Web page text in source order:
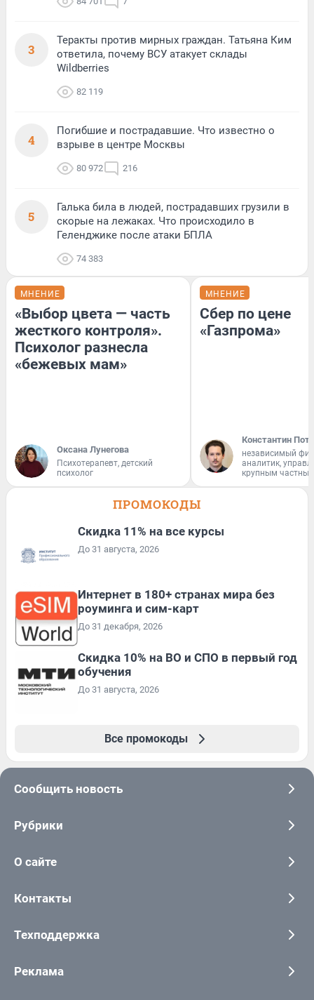
3
Теракты против мирных граждан. Татьяна Ким
ответила, почему ВСУ атакует склады
Wildberries
82 119
4
Погибшие и пострадавшие. Что известно о
взрыве в центре Москвы
80 972 216
5
Галька била в людей, пострадавших грузили в
скорые на лежаках. Что происходило в
Геленджике после атаки БПЛА
74 383
МНЕНИЕ
«Выбор цвета — часть
жесткого контроля».
Психолог разнесла
«бежевых мам»
Оксана Лунегова
Психотерапевт, детский
психолог
МНЕНИЕ
Сбер по цене
«Газпрома»
Константин
независимый
аналитик,
крупным
ПРОМОКОДЫ
Скидка 11% на все курсы
До 31 августа, 2026
Интернет в 180+ странах мира без
роуминга и сим-карт
До 31 декабря, 2026
Скидка 10% на ВО и СПО в первый год
обучения
До 31 августа, 2026
Все промокоды
Сообщить новость
Рубрики
О сайте
Контакты
Техподдержка
Реклама